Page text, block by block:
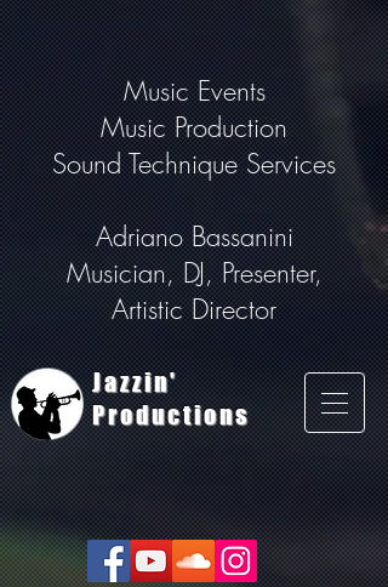
Music Events
Music Production
Sound Technique Services
Adriano Bassanini
Musician, DJ, Presenter,
Artistic Director
Jazzin'
Productions